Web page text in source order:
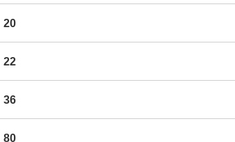
20 TKN
22 TKN
36 TKN
80 TKN